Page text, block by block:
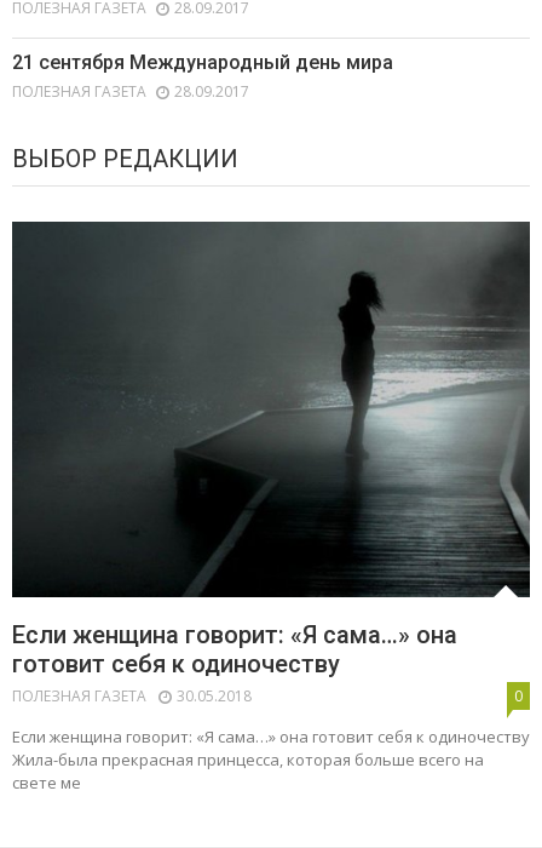
ПОЛЕЗНАЯ ГАЗЕТА 28.09.2017
21 сентября Международный день мира
ПОЛЕЗНАЯ ГАЗЕТА 28.09.2017
ВЫБОР РЕДАКЦИИ
Если женщина говорит: «Я сама…» она
готовит себя к одиночеству
ПОЛЕЗНАЯ ГАЗЕТА 30.05.2018 0
Если женщина говорит: «Я сама…» она готовит себя к одиночеству
Жила-была прекрасная принцесса, которая больше всего на
свете ме